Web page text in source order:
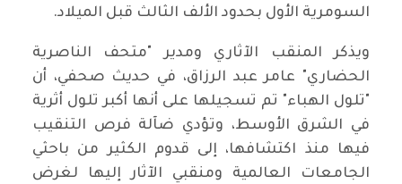
السومرية الأول بحدود الألف الثالث قبل الميلاد.
ويذكر المنقب الآثاري ومدير "متحف الناصرية
الحضاري" عامر عبد الرزاق، في حديث صحفي، أن
"تلول الهباء" تم تسجيلها على أنها أكبر تلول أثرية
في الشرق الأوسط، وتؤدي ضآلة فرص التنقيب
فيها منذ اكتشافها، إلى قدوم الكثير من باحثي
الجامعات العالمية ومنقبي الآثار إليها لغرض